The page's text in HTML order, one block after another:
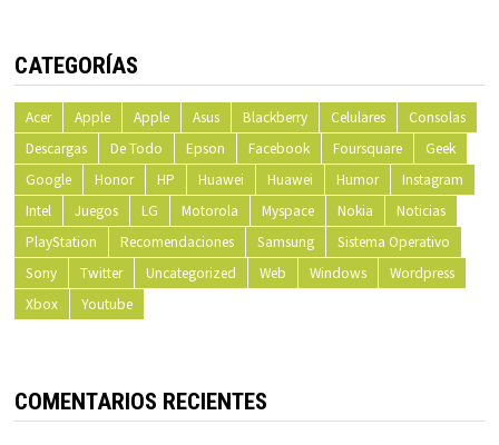
CATEGORÍAS
Acer Apple Apple Asus Blackberry Celulares
Consolas
Descargas
De Todo Epson Facebook Foursquare
Geek
Google
Honor HP Huawei Huawei Humor
Instagram
Intel
Juegos LG Motorola Myspace Nokia
Noticias
PlayStation
Recomendaciones Samsung
Sistema Operativo
Sony
Twitter Uncategorized Web Windows
Wordpress
Xbox
Youtube
COMENTARIOS RECIENTES